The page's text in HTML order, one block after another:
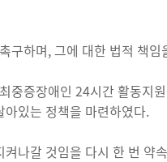
구하며, 그에 대한 법적 책임
중증장애인 24시간 활동지
있는 정책을 마련하였다.
나갈 것임을 다시 한 번 약